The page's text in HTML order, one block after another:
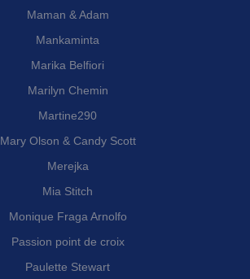
Maman & Adam
Mankaminta
Marika Belfiori
Marilyn Chemin
Martine290
Mary Olson & Candy Scott
Merejka
Mia Stitch
Monique Fraga Arnolfo
Passion point de croix
Paulette Stewart